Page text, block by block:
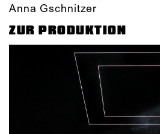
Anna Gschnitzer
ZUR PRODUKTION